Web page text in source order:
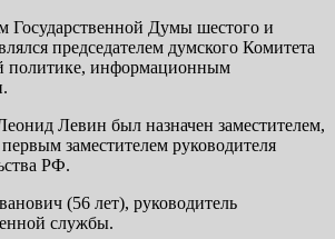
Государственной Думы шестого и
председателем думского Комитета
политике, информационным
Левин был назначен заместителем,
заместителем руководителя
РФ.
(56 лет), руководитель
службы.